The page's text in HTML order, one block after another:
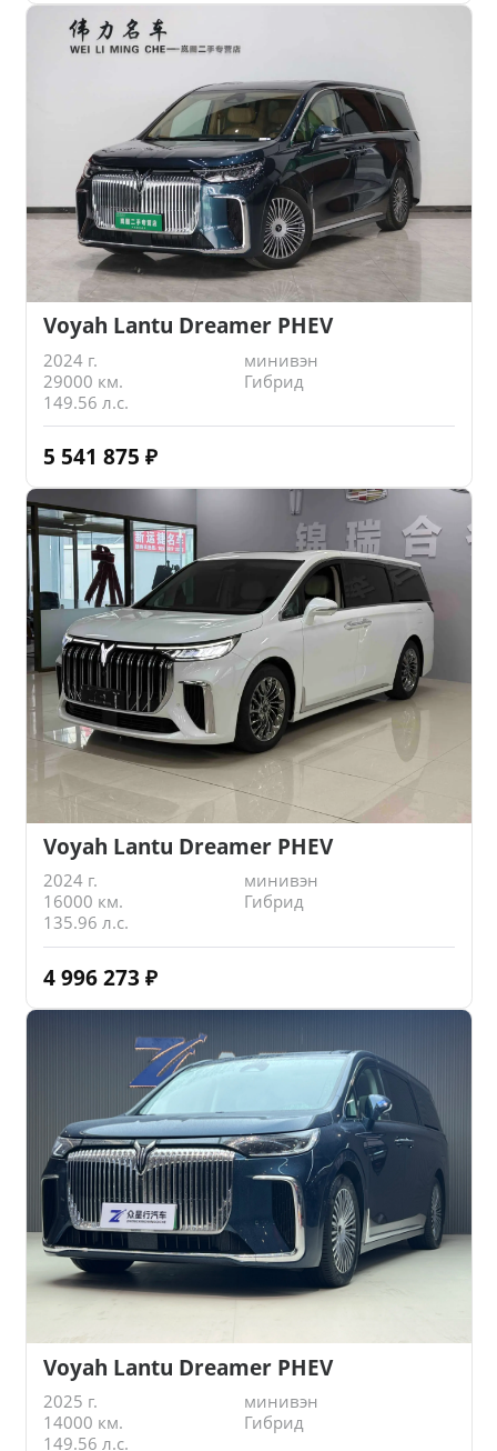
Voyah Lantu Dreamer PHEV
2024 г.
минивэн
29000 км.
Гибрид
149.56 л.с.
5 541 875 ₽
Voyah Lantu Dreamer PHEV
2024 г.
минивэн
16000 км.
Гибрид
135.96 л.с.
4 996 273 ₽
Voyah Lantu Dreamer PHEV
2025 г.
минивэн
14000 км.
Гибрид
149.56 л.с.